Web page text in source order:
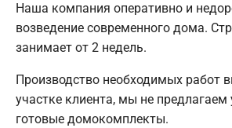
Наша компания оперативно и
возведение современного дома.
занимает от 2 недель.
Производство необходимых работ
участке клиента, мы не
готовые домокомплекты.